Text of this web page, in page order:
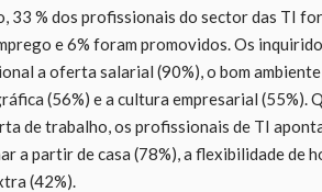
33 % dos profissionais do sector das TI
e 6% foram promovidos. Os
a oferta salarial (90%), o bom
(56%) e a cultura empresarial (55%).
de trabalho, os profissionais de TI
a partir de casa (78%), a flexibilidade de
(42%).